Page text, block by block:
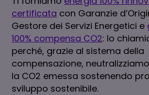
certificata con Garanzie
Gestore dei Servizi Energetici e
100% compensa CO2: lo
perché, grazie al sistema della
compensazione,
la CO2 emessa sostenendo
sviluppo sostenibile.